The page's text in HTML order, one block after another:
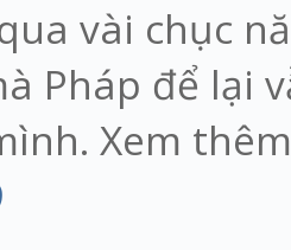
vài chục
Pháp để lại
Xem